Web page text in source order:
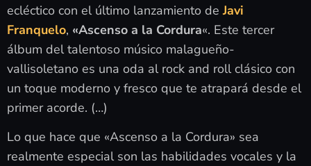
ecléctico con el último lanzamiento deJavi
Franquelo, «Ascenso a la Cordura«. Este tercer
álbum del talentoso músico malagueño-
vallisoletano es una oda al rock and roll clásico con
un toque moderno y fresco que te atrapará desde el
primer acorde. (…)
Lo que hace que «Ascenso a la Cordura» sea
realmente especial son las habilidades vocales y la